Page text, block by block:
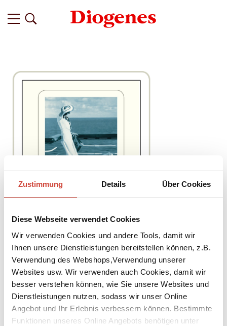
Zustimmung Details Über Cookies
Diese Webseite verwendet Cookies
Wir verwenden Cookies und andere Tools, damit wir
Ihnen unsere Dienstleistungen bereitstellen können, z.B.
Verwendung des Webshops,Verwendung unserer
Websites usw. Wir verwenden auch Cookies, damit wir
besser verstehen können, wie Sie unsere Websites und
Dienstleistungen nutzen, sodass wir unser Online
Angebot und Ihr Erlebnis verbessern können. Bestimmte
Funktionen unseres Online Angebots benötigen unter
Download Bilddatei ↘